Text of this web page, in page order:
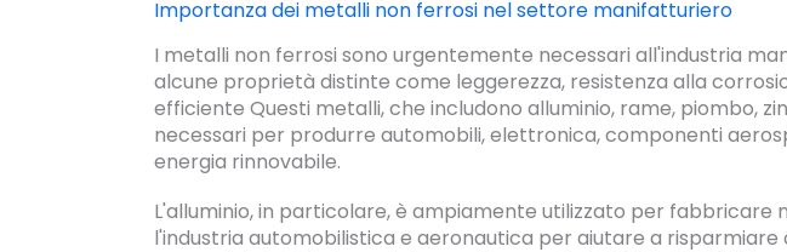
Importanza dei metalli non ferrosi nel settore manifatturiero
I metalli non ferrosi sono urgentemente necessari all'industria
alcune proprietà distinte come leggerezza, resistenza alla
efficiente Questi metalli, che includono alluminio, rame, piombo,
necessari per produrre automobili, elettronica, componenti
energia rinnovabile.
L'alluminio, in particolare, è ampiamente utilizzato per fabbricare
l'industria automobilistica e aeronautica per aiutare a